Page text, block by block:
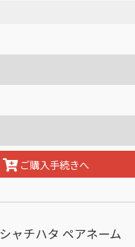
ご購入手続きへ
シャチハタ ペアネーム